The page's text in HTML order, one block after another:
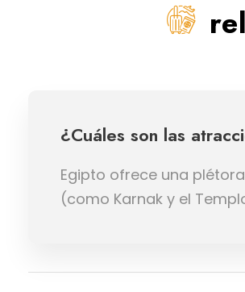
¿Cuáles son las
Egipto ofrece una
(como Karnak y el